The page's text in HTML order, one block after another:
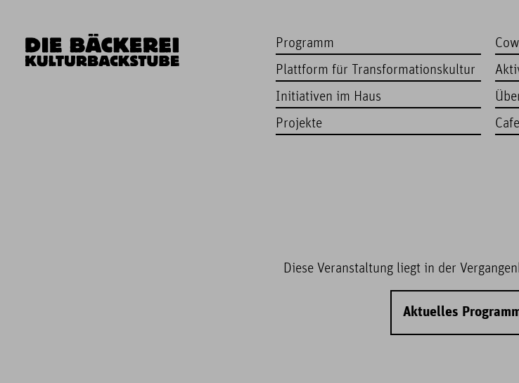
Programm
Plattform für Transformationskultur
Initiativen im Haus
Projekte
Diese Veranstaltung liegt in der
Aktuelles